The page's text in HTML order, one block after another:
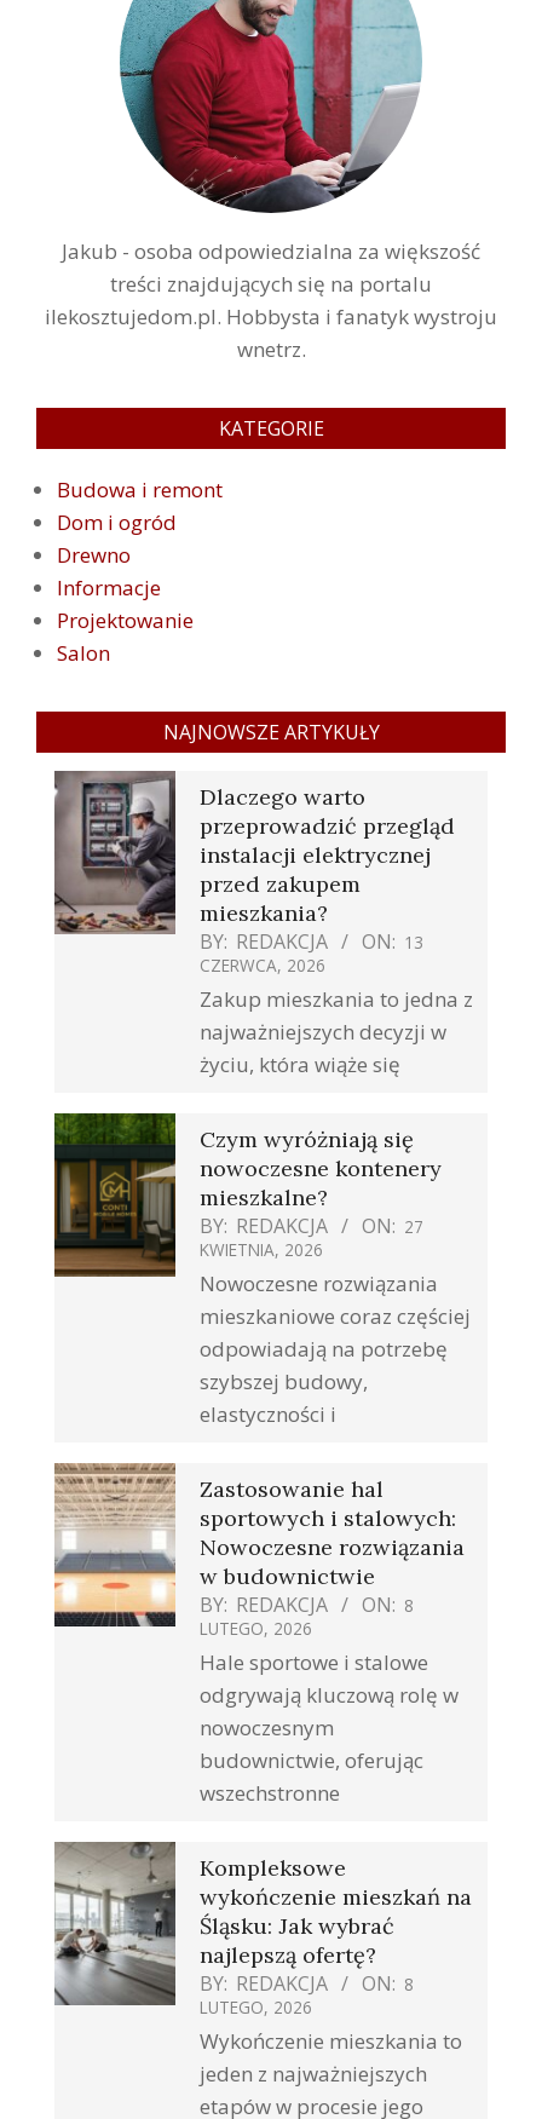
Jakub - osoba odpowiedzialna za większość
treści znajdujących się na portalu
ilekosztujedom.pl. Hobbysta i fanatyk wystroju
wnetrz.
KATEGORIE
Budowa i remont
Dom i ogród
Drewno
Informacje
Projektowanie
Salon
NAJNOWSZE ARTYKUŁY
Dlaczego warto
przeprowadzić przegląd
instalacji elektrycznej
przed zakupem
mieszkania?
BY: REDAKCJA ON: 13
CZERWCA, 2026
Zakup mieszkania to jedna z
najważniejszych decyzji w
życiu, która wiąże się
Czym wyróżniają się
nowoczesne kontenery
mieszkalne?
BY: REDAKCJA ON: 27
KWIETNIA, 2026
Nowoczesne rozwiązania
mieszkaniowe coraz częściej
odpowiadają na potrzebę
szybszej budowy,
elastyczności i
Zastosowanie hal
sportowych i stalowych:
Nowoczesne rozwiązania
w budownictwie
BY: REDAKCJA ON: 8
LUTEGO, 2026
Hale sportowe i stalowe
odgrywają kluczową rolę w
nowoczesnym
budownictwie, oferując
wszechstronne
Kompleksowe
wykończenie mieszkań na
Śląsku: Jak wybrać
najlepszą ofertę?
BY: REDAKCJA ON: 8
LUTEGO, 2026
Wykończenie mieszkania to
jeden z najważniejszych
etapów w procesie jego